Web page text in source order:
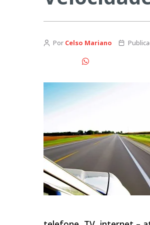
Por Celso Mariano